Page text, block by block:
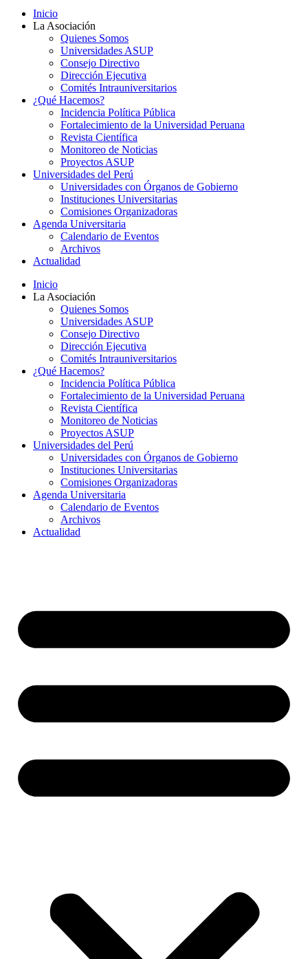
Inicio
La Asociación
Quienes Somos
Universidades ASUP
Consejo Directivo
Dirección Ejecutiva
Comités Intrauniversitarios
¿Qué Hacemos?
Incidencia Política Pública
Fortalecimiento de la Universidad Peruana
Revista Científica
Monitoreo de Noticias
Proyectos ASUP
Universidades del Perú
Universidades con Órganos de Gobierno
Instituciones Universitarias
Comisiones Organizadoras
Agenda Universitaria
Calendario de Eventos
Archivos
Actualidad
Inicio
La Asociación
Quienes Somos
Universidades ASUP
Consejo Directivo
Dirección Ejecutiva
Comités Intrauniversitarios
¿Qué Hacemos?
Incidencia Política Pública
Fortalecimiento de la Universidad Peruana
Revista Científica
Monitoreo de Noticias
Proyectos ASUP
Universidades del Perú
Universidades con Órganos de Gobierno
Instituciones Universitarias
Comisiones Organizadoras
Agenda Universitaria
Calendario de Eventos
Archivos
Actualidad